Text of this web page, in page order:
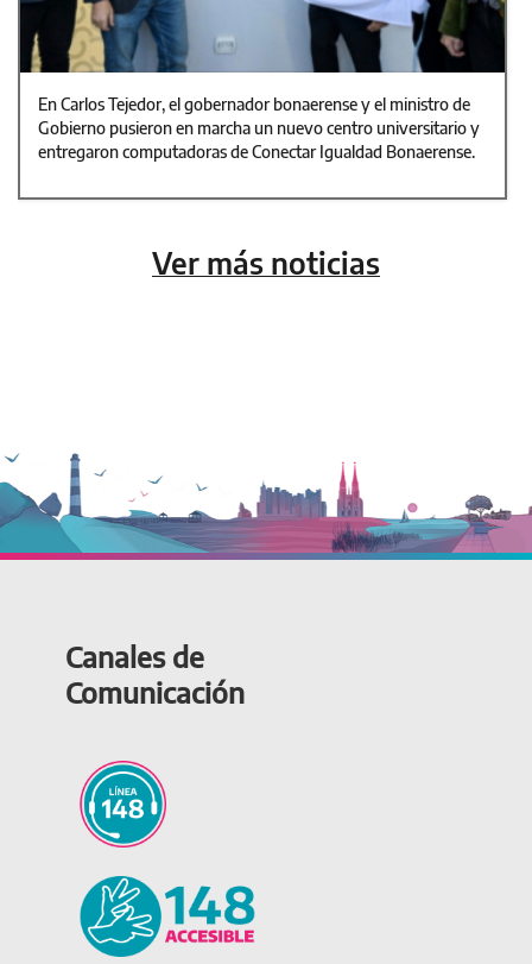
En Carlos Tejedor, el gobernador bonaerense y el ministro de
Gobierno pusieron en marcha un nuevo centro universitario y
entregaron computadoras de Conectar Igualdad Bonaerense.
Ver más noticias
Canales de
Comunicación